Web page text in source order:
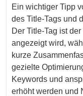
Ein wichtiger Tipp
des Title-Tags und
Der Title-Tag ist
angezeigt wird,
kurze
gezielte
Keywords und
erhöht werden und